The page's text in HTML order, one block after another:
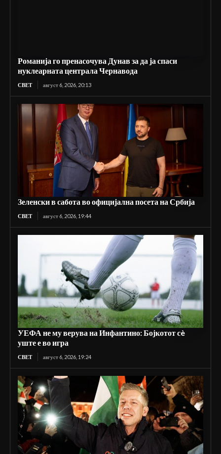
Романија го пренасочува Дунав за да ја спаси
нуклеарната централа Чернавода
СВЕТ август 6, 2026, 20:13
Зеленски в сабота во официјална посета на Србија
СВЕТ август 6, 2026, 19:44
УЕФА не му верува на Инфантино: Бојкотот сè
уште е во игра
СВЕТ август 6, 2026, 19:24